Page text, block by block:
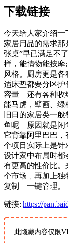
下载链接
今天给大家介绍一
家居用品的需求
张桌”早已满足不
样，能情物能按摩
风格。厨房更是
适床垫都要分区护
容量，还有各种收
能马虎，壁画、绿
旧日的家居类一
鱼呢，原因就是闲
它背靠阿里巴巴，
个项目实际上是针
设计家中布局时都
有更高的性价比。
个市场，再加上独
复制，一键管理。
链接: https://
此隐藏内容仅限